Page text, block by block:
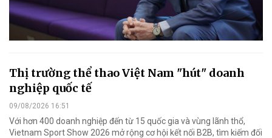
Thị trường thể thao Việt Nam "hút" doanh
nghiệp quốc tế
09/08/2026 16:51
Với hơn 400 doanh nghiệp đến từ 15 quốc gia và vùng lãnh thổ,
Vietnam Sport Show 2026 mở rộng cơ hội kết nối B2B, tìm kiếm đối